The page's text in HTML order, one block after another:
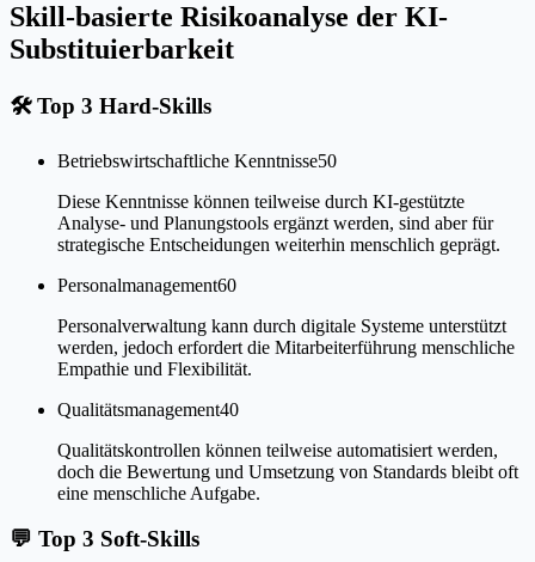
Skill-basierte Risikoanalyse der KI-
Substituierbarkeit
🛠Top 3 Hard-Skills
Betriebswirtschaftliche Kenntnisse50
Diese Kenntnisse können teilweise durch KI-gestützte
Analyse- und Planungstools ergänzt werden, sind aber für
strategische Entscheidungen weiterhin menschlich geprägt.
Personalmanagement60
Personalverwaltung kann durch digitale Systeme unterstützt
werden, jedoch erfordert die Mitarbeiterführung menschliche
Empathie und Flexibilität.
Qualitätsmanagement40
Qualitätskontrollen können teilweise automatisiert werden,
doch die Bewertung und Umsetzung von Standards bleibt oft
eine menschliche Aufgabe.
💬 Top 3 Soft-Skills